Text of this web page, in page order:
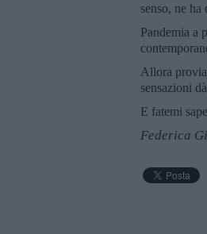
senso, ne
Pandemia a
Allora
sensazioni
E fatemi
Federica